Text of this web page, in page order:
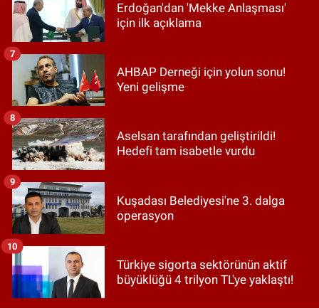
Erdoğan'dan 'Mekke Anlaşması'
için ilk açıklama
AHBAP Derneği için yolun sonu!
Yeni gelişme
7
Aselsan tarafından geliştirildi!
Hedefi tam isabetle vurdu
8
Kuşadası Belediyesi'ne 3. dalga
operasyon
9
Türkiye sigorta sektörünün aktif
büyüklüğü 4 trilyon TL'ye yaklaştı!
10